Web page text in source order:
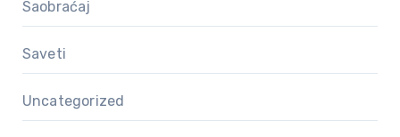
Saobraćaj
Saveti
Uncategorized